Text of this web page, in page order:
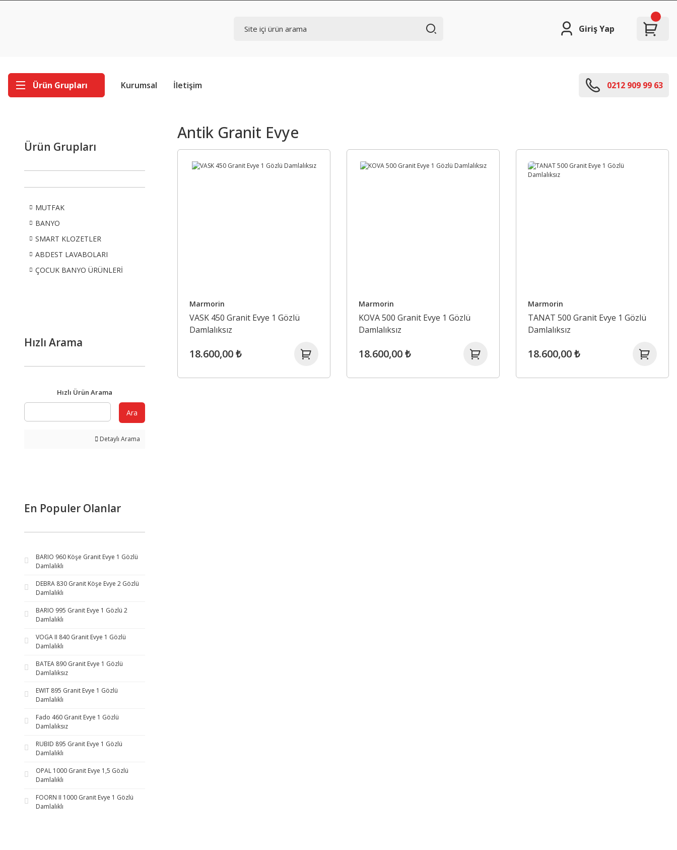
Giriş Yap
Ürün Grupları Kurumsal İletişim 0212 909 99 63
Ürün Grupları
MUTFAK
BANYO
SMART KLOZETLER
ABDEST LAVABOLARI
ÇOCUK BANYO ÜRÜNLERİ
Hızlı Arama
Hızlı Ürün Arama
Ara
Detaylı Arama
En Populer Olanlar
BARIO 960 Köşe Granit Evye 1 Gözlü
Damlalıklı
DEBRA 830 Granit Köşe Evye 2 Gözlü
Damlalıklı
BARIO 995 Granit Evye 1 Gözlü 2
Damlalıklı
VOGA II 840 Granit Evye 1 Gözlü
Damlalıklı
BATEA 890 Granit Evye 1 Gözlü
Damlalıksız
EWIT 895 Granit Evye 1 Gözlü
Damlalıklı
Fado 460 Granit Evye 1 Gözlü
Damlalıksız
RUBID 895 Granit Evye 1 Gözlü
Damlalıklı
OPAL 1000 Granit Evye 1,5 Gözlü
Damlalıklı
FOORN II 1000 Granit Evye 1 Gözlü
Damlalıklı
Antik Granit Evye
Marmorin
VASK 450 Granit Evye 1 Gözlü
Damlalıksız
18.600,00 ₺
Marmorin
KOVA 500 Granit Evye 1 Gözlü
Damlalıksız
18.600,00 ₺
Marmorin
TANAT 500 Granit Evye 1 Gözlü
Damlalıksız
18.600,00 ₺